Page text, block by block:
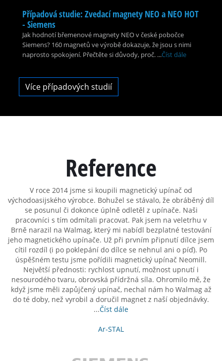
Případová studie: Zvedací magnety NEO a NEO HOT
- Siemens
Jak hodnotí břemenové magnety NEO v české pobočce
Siemens? 160 magnetů ve výrobě dokazuje, že jsou s nimi
naprosto spokojení. Přečtěte si důvody, proč. ...Číst dále
Více případových studií
Reference
V roce 2014 jsme si koupili magnetický upínač od
východoasijského výrobce. Bohužel se stávalo, že obráběný díl
se posunul či dokonce úplně odletěl z upínače. Naši
pracovníci s tím odmítali pracovat. Pak jsem na veletrhu v
Brně narazil na Walmag, který mi nabídl bezplatné testování
jeho magnetického upínače. Už při prvním připnutí dílce jsem
cítil rozdíl (i po poklepání do dílce se nehnul ani o píď). Po
úspěšném testu jsme pořídili magnetický upínač Neomill.
Největší přednosti: rychlost upnutí, možnost upnutí i
nesourodého tvaru, obrovská přídržná síla. Ohromilo mě, že
když jsme měli zapůjčený upínač, nechal nám ho Walmag až
do té doby, než vyrobil a doručil magnet z naší objednávky.
...Číst dále
Ar-STAL